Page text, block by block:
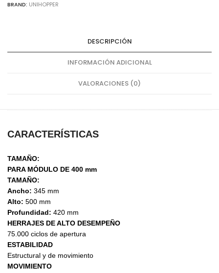
BRAND: UNIHOPPER
DESCRIPCIÓN
INFORMACIÓN ADICIONAL
VALORACIONES (0)
CARACTERÍSTICAS
TAMAÑO:
PARA MÓDULO DE 400 mm
TAMAÑO:
Ancho: 345 mm
Alto: 500 mm
Profundidad: 420 mm
HERRAJES DE ALTO DESEMPEÑO
75.000 ciclos de apertura
ESTABILIDAD
Estructural y de movimiento
MOVIMIENTO